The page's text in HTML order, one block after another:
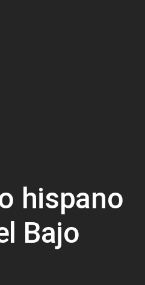
hispano
Bajo